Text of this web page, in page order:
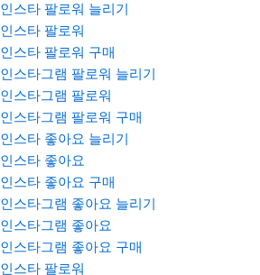
인스타 팔로워 늘리기
인스타 팔로워
인스타 팔로워 구매
인스타그램 팔로워 늘리기
인스타그램 팔로워
인스타그램 팔로워 구매
인스타 좋아요 늘리기
인스타 좋아요
인스타 좋아요 구매
인스타그램 좋아요 늘리기
인스타그램 좋아요
인스타그램 좋아요 구매
인스타 팔로워